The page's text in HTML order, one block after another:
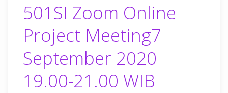
501SI Zoom Online
Project Meeting7
September 2020
19.00-21.00 WIB